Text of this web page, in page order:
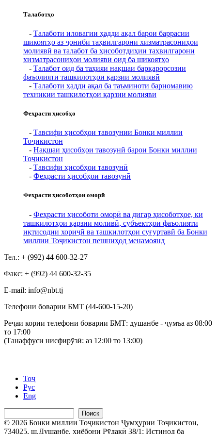
Талаботҳо
- Талаботи иловагии ҳадди ақал барои баррасии
шикоятҳо аз ҷониби таҳвилгарони хизматрасониҳои
молиявӣ ва талабот ба ҳисоботдиҳии таҳвилгарони
хизматрасониҳои молиявӣ оид ба шикоятҳо
- Талабот оид ба таҳияи нақшаи барқарорсозии
фаъолияти ташкилотҳои қарзии молиявӣ
- Талаботи ҳадди ақал ба таъминоти барномавию
техникии ташкилотҳои қарзии молиявӣ
Феҳрасти ҳисобҳо
- Тавсифи ҳисобҳои тавозунии Бонки миллии
Тоҷикистон
- Нақшаи ҳисобҳои тавозунӣ барои Бонки миллии
Тоҷикистон
- Тавсифи ҳисобҳои тавозунӣ
- Феҳрасти ҳисобҳои тавозунӣ
Феҳрасти ҳисоботҳои оморӣ
- Феҳрасти ҳисоботи оморӣ ва дигар ҳисоботҳое, ки
ташкилотҳои қарзии моливӣ, субъектҳои фаъолияти
иқтисодии хориҷӣ ва ташкилотҳои суғуртавӣ ба Бонки
миллии Тоҷикистон пешниҳод менамоянд
Тел.: + (992) 44 600-32-27
Факс: + (992) 44 600-32-35
Е-mail: info@nbt.tj
Телефони боварии БМТ (44-600-15-20)
Реҷаи кории телефони боварии БМТ: душанбе - ҷумъа аз 08:00
то 17:00
(Танаффуси нисфирӯзӣ: аз 12:00 то 13:00)
Тоҷ
Рус
Eng
Поиск
© 2026 Бонки миллии Тоҷикистон Ҷумҳурии Тоҷикистон,
734025, ш.Душанбе, хиёбони Рӯдакӣ 38/1; Истинод ба